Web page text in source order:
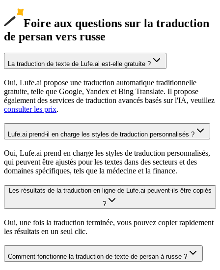
Foire aux questions sur la traduction
de persan vers russe
La traduction de texte de Lufe.ai est-elle gratuite ?
Oui, Lufe.ai propose une traduction automatique traditionnelle
gratuite, telle que Google, Yandex et Bing Translate. Il propose
également des services de traduction avancés basés sur l'IA, veuillez
consulter les prix.
Lufe.ai prend-il en charge les styles de traduction personnalisés ?
Oui, Lufe.ai prend en charge les styles de traduction personnalisés,
qui peuvent être ajustés pour les textes dans des secteurs et des
domaines spécifiques, tels que la médecine et la finance.
Les résultats de la traduction en ligne de Lufe.ai peuvent-ils être copiés
?
Oui, une fois la traduction terminée, vous pouvez copier rapidement
les résultats en un seul clic.
Comment fonctionne la traduction de texte de persan à russe ?